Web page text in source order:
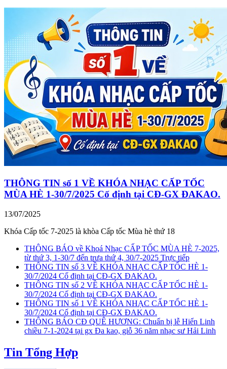
THÔNG TIN số 1 VỀ KHÓA NHẠC CẤP TỐC
MÙA HÈ 1-30/7/2025 Cố định tại CĐ-GX ĐAKAO.
13/07/2025
Khóa Cấp tốc 7-2025 là khòa Cấp tốc Mùa hè thứ 18
THÔNG BÁO về Khoá Nhạc CẤP TỐC MÙA HÈ 7-2025,
từ thứ 3, 1-30/7 đến trưa thứ 4, 30/7-2025 Trực tiếp
THÔNG TIN số 3 VỀ KHÓA NHẠC CẤP TỐC HÈ 1-
30/7/2024 Cố định tại CĐ-GX ĐAKAO.
THÔNG TIN số 2 VỀ KHÓA NHẠC CẤP TỐC HÈ 1-
30/7/2024 Cố định tại CĐ-GX ĐAKAO.
THÔNG TIN số 1 VỀ KHÓA NHẠC CẤP TỐC HÈ 1-
30/7/2024 Cố định tại CĐ-GX ĐAKAO.
THÔNG BÁO CĐ QUÊ HƯƠNG: Chuẩn bị lễ Hiển Linh
chiều 7-1-2024 tại gx Đa kao, giỗ 36 năm nhạc sư Hải Linh
Tin Tổng Hợp